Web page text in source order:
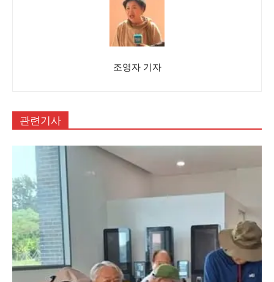
조영자 기자
관련기사